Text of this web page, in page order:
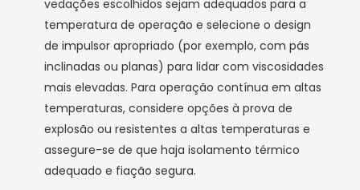
vedações escolhidos sejam adequados para a
temperatura de operação e selecione o design
de impulsor apropriado (por exemplo, com pás
inclinadas ou planas) para lidar com viscosidades
mais elevadas. Para operação contínua em altas
temperaturas, considere opções à prova de
explosão ou resistentes a altas temperaturas e
assegure-se de que haja isolamento térmico
adequado e fiação segura.